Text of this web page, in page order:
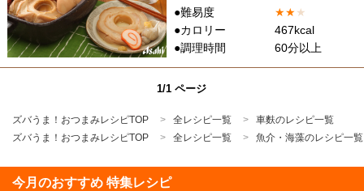
●難易度
★★★
●カロリー
467kcal
●調理時間
60分以上
1/1 ページ
ズバうま！おつまみレシピTOP 全レシピ一覧
車麩のレシピ一覧
ズバうま！おつまみレシピTOP
全レシピ一覧 魚介・海藻のレシピ一覧
今月のおすすめ 特集レシピ